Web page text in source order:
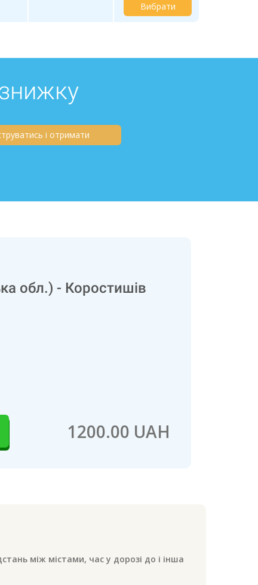
Вибрати
і отримати
обл.) - Коростишів
1200.00 UAH
між містами, час у дорозі до і інша